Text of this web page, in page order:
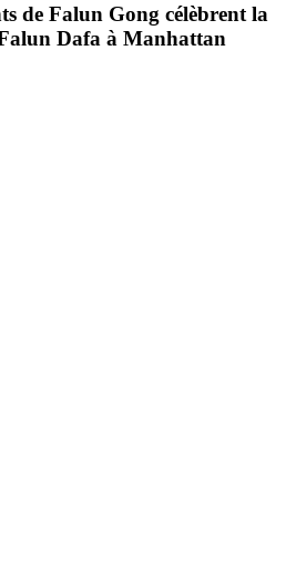
de Falun Gong célèbrent la
Dafa à Manhattan